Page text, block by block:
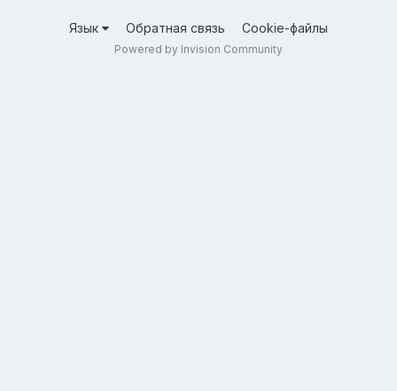
Язык Обратная связь Cookie-файлы
Powered by Invision Community